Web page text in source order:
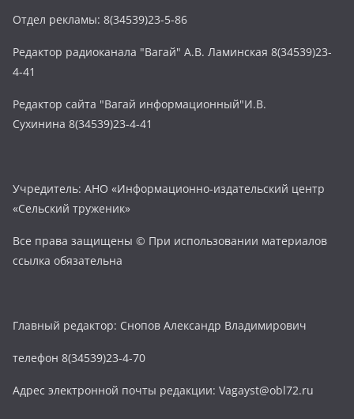
Отдел рекламы: 8(34539)23-5-86
Редактор радиоканала "Вагай" А.В. Ламинская 8(34539)23-
4-41
Редактор сайта "Вагай информационный"И.В.
Сухинина 8(34539)23-4-41
Учредитель: АНО «Информационно-издательский центр
«Сельский труженик»
Все права защищены © При использовании материалов
ссылка обязательна
Главный редактор: Снопов Александр Владимирович
телефон 8(34539)23-4-70
Адрес электронной почты редакции: Vagayst@obl72.ru